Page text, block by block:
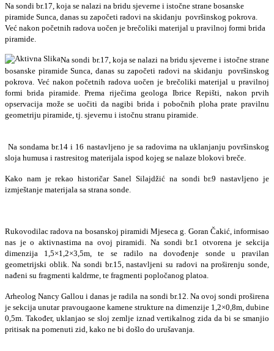
Na sondi br.17, koja se nalazi na bridu sjeverne i istočne strane bosanske
piramide Sunca, danas su započeti radovi na skidanju površinskog pokrova.
Već nakon početnih radova uočen je brečoliki materijal u pravilnoj formi brida
piramide.
Na sondi br.17, koja se nalazi na bridu sjeverne i istočne strane
bosanske piramide Sunca, danas su započeti radovi na skidanju
površinskog
pokrova. Već nakon početnih radova uočen je brečoliki materijal u pravilnoj
formi brida piramide. Prema riječima geologa Ibrice Repišti, nakon prvih
opservacija može se uočiti da nagibi brida i pobočnih ploha prate pravilnu
geometriju piramide, tj. sjevernu i istočnu stranu piramide.
Na sondama br.14 i 16 nastavljeno je sa radovima na uklanjanju površinskog
sloja humusa i rastresitog materijala ispod kojeg se nalaze blokovi breče.
Kako nam je rekao historičar Sanel Silajdžić na sondi br.9 nastavljeno je
izmještanje materijala sa strana sonde.
Rukovodilac radova na bosanskoj piramidi Mjeseca g. Goran Čakić, informisao
nas je o aktivnastima na ovoj piramidi. Na sondi br.1 otvorena je sekcija
dimenzija 1,5×1,2×3,5m, te se radilo na dovođenje sonde u pravilan
geometrijski oblik. Na sondi br.15, nastavljeni su radovi na proširenju sonde,
nađeni su fragmenti kaldrme, te fragmenti popločanog platoa.
Arheolog Nancy Gallou i danas je radila na sondi br.12. Na ovoj sondi proširena
je sekcija unutar pravougaone kamene strukture na dimenzije 1,2×0,8m, dubine
0,5m. Također, uklanjao se sloj zemlje iznad vertikalnog zida da bi se smanjio
pritisak na pomenuti zid, kako ne bi došlo do urušavanja.